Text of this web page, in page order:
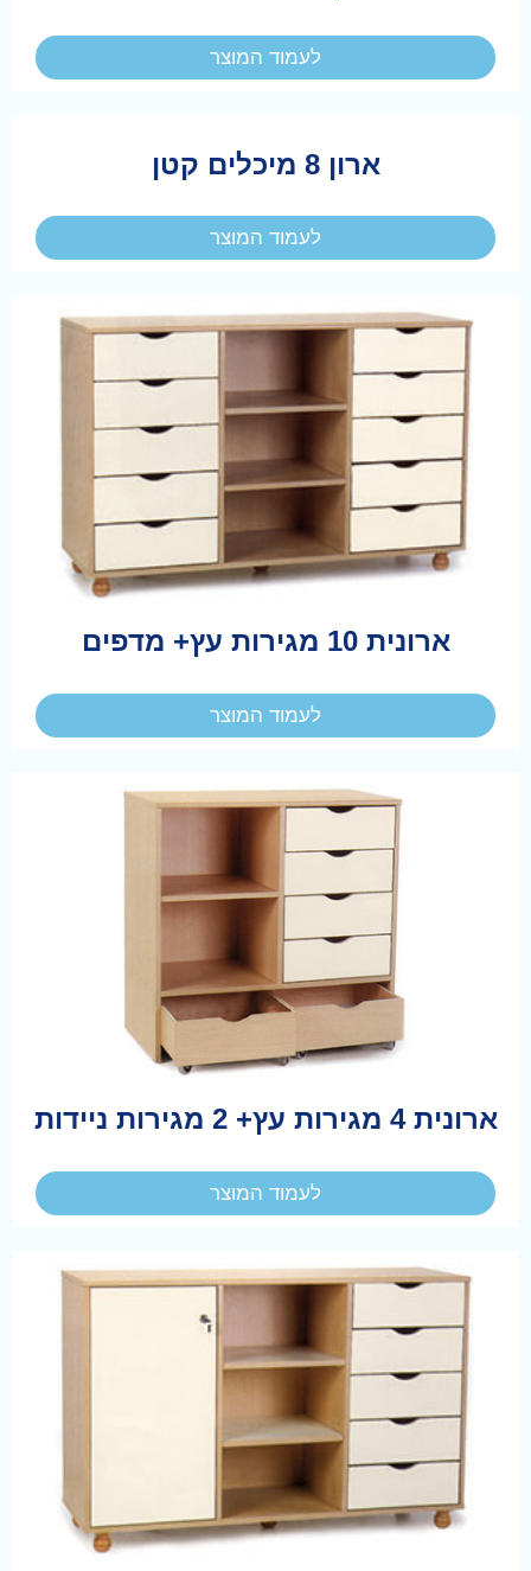
לעמוד המוצר
ארון 8 מיכלים קטן
לעמוד המוצר
ארונית 10 מגירות עץ+ מדפים
לעמוד המוצר
ארונית 4 מגירות עץ+ 2 מגירות ניידות
לעמוד המוצר